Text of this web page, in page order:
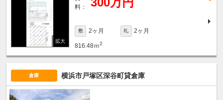
料：
敷 2ヶ月 礼 2ヶ月
816.48ｍ2
倉庫 横浜市戸塚区深谷町貸倉庫